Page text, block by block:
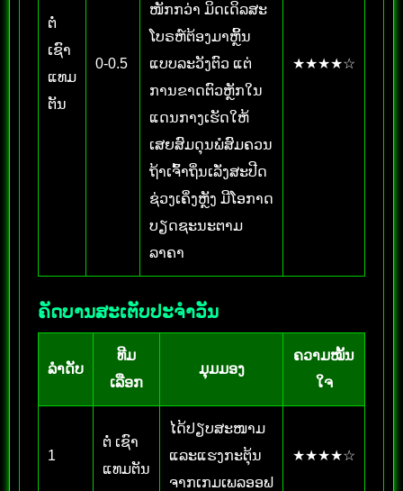
ຕໍ່
ເຊົາ
ແທມ
ຕັນ
0-0.5
ໜັກກວ່າ ມິດເດິລສະ
ໂບຣຫ໌ຕ້ອງມາຫຼິ້ນ
ແບບລະວັງຕົວ ແຕ່
ການຂາດຕົວຫຼັກໃນ
ແດນກາງເຮັດໃຫ້
ເສຍສົມດຸນພໍສົມຄວນ
ຖ້າເຈົ້າຖິ່ນເລັ່ງສະປີດ
ຊ່ວງເຄິ່ງຫຼັງ ມີໂອກາດ
ບຽດຊະນະຕາມ
ລາຄາ
★★★★☆
ຄັດບານສະເຕັບປະຈຳວັນ
ລຳດັບ
ທີມ
ເລືອກ
ມຸມມອງ
ຄວາມໝັ້ນ
ໃຈ
1
ຕໍ່ ເຊົາ
ແທມຕັນ
ໄດ້ປຽບສະໜາມ
ແລະແຮງກະຕຸ້ນ
ຈາກເກມເພລອອຟ
★★★★☆